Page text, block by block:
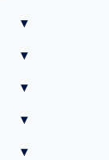
▾
▾
▾
▾
▾